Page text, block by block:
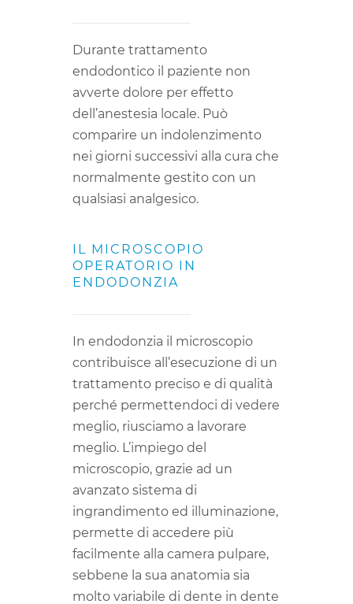
Durante trattamento
endodontico il paziente non
avverte dolore per effetto
dell’anestesia locale. Può
comparire un indolenzimento
nei giorni successivi alla cura che
normalmente gestito con un
qualsiasi analgesico.
IL MICROSCOPIO
OPERATORIO IN
ENDODONZIA
In endodonzia il microscopio
contribuisce all’esecuzione di un
trattamento preciso e di qualità
perché permettendoci di vedere
meglio, riusciamo a lavorare
meglio. L’impiego del
microscopio, grazie ad un
avanzato sistema di
ingrandimento ed illuminazione,
permette di accedere più
facilmente alla camera pulpare,
sebbene la sua anatomia sia
molto variabile di dente in dente